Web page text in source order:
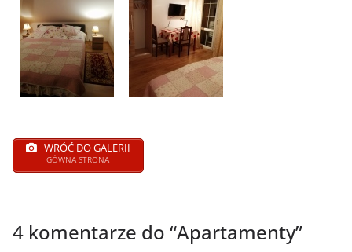
WRÓĆ DO GALERII
GÓWNA STRONA
4 komentarze do “Apartamenty”